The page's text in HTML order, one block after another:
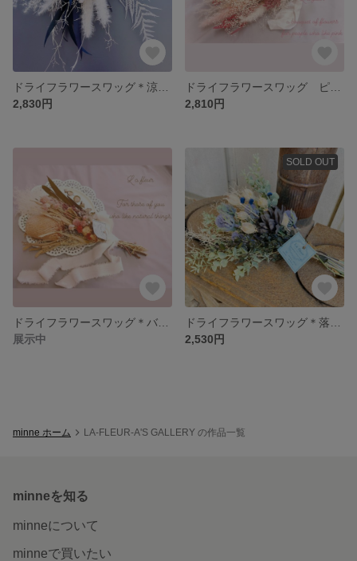
2,830円
2,810円
展示中
SOLD OUT
2,530円
minne ホーム LA-FLEUR-A'S GALLERY の作品一覧
minneを知る
minneについて
minneで買いたい